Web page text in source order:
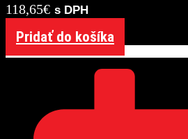
118,65€ s DPH
Pridať do košíka